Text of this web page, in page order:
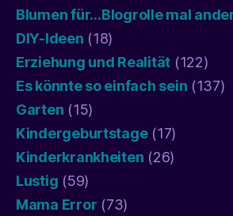
Blumen für…Blogrolle mal
DIY-Ideen (18)
Erziehung und Realität (122)
Es könnte so einfach sein (137)
Garten (15)
Kindergeburtstage(17)
Kinderkrankheiten (26)
Lustig (59)
Mama Error (73)